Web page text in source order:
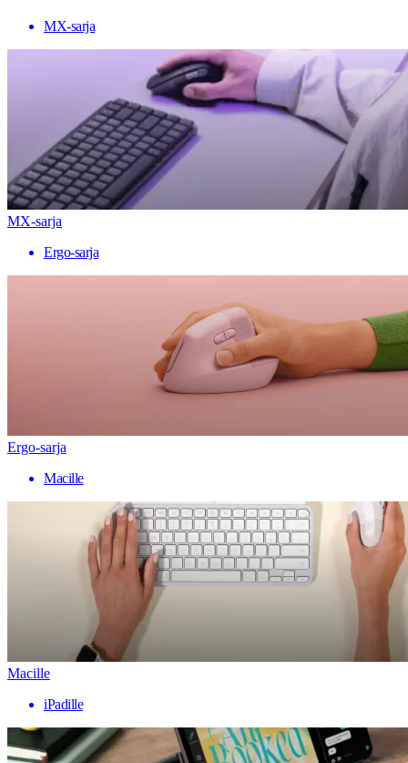
MX-sarja
MX-sarja
Ergo-sarja
Ergo-sarja
Macille
Macille
iPadille